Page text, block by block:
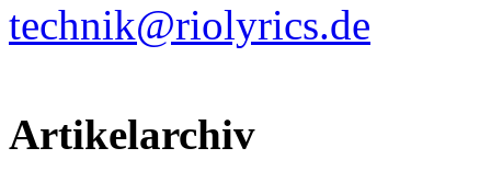
technik@riolyrics.de
Artikelarchiv